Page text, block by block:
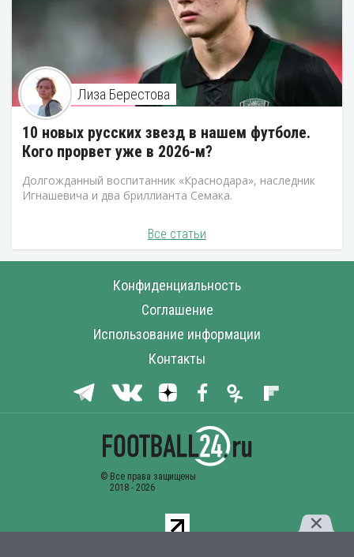
Лиза Берестова
10 новых русских звезд в нашем футболе.
Кого прорвет уже в 2026-м?
Долгожданный воспитанник «Краснодара», наследник
Игнашевича и два бриллианта Семака.
Все статьи
Конфиденциальность
Соглашение
Использование информации
Контакты